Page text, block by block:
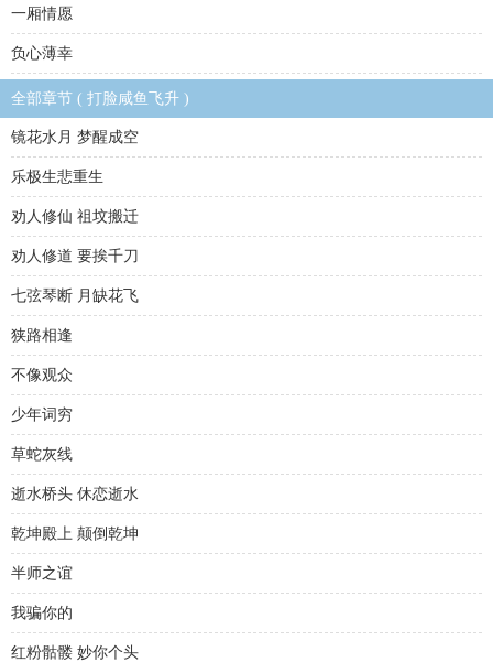
一厢情愿
负心薄幸
全部章节 ( 打脸咸鱼飞升 )
镜花水月 梦醒成空
乐极生悲重生
劝人修仙 祖坟搬迁
劝人修道 要挨千刀
七弦琴断 月缺花飞
狭路相逢
不像观众
少年词穷
草蛇灰线
逝水桥头 休恋逝水
乾坤殿上 颠倒乾坤
半师之谊
我骗你的
红粉骷髅 妙你个头